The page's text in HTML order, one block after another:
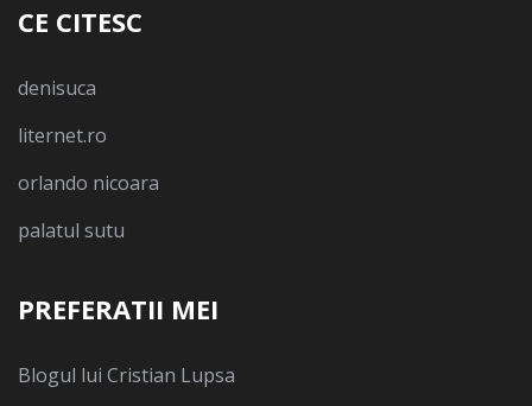
CE CITESC
denisuca
liternet.ro
orlando nicoara
palatul sutu
PREFERATII MEI
Blogul lui Cristian Lupsa